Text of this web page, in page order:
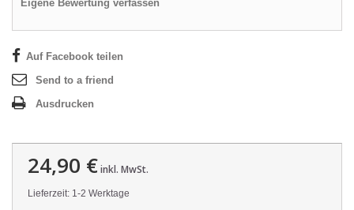
Eigene Bewertung verfassen
Auf Facebook teilen
Send to a friend
Ausdrucken
24,90 €inkl. MwSt.
Lieferzeit: 1-2 Werktage